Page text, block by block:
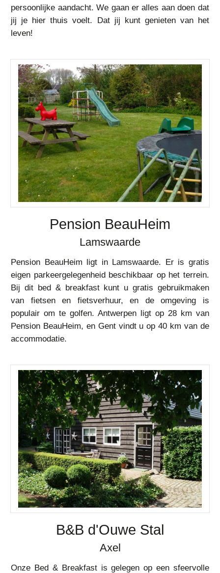
persoonlijke aandacht. We gaan er alles aan doen dat
jij je hier thuis voelt. Dat jij kunt genieten van het
leven!
Pension BeauHeim
Lamswaarde
Pension BeauHeim ligt in Lamswaarde. Er is gratis
eigen parkeergelegenheid beschikbaar op het terrein.
Bij dit bed & breakfast kunt u gratis gebruikmaken
van fietsen en fietsverhuur, en de omgeving is
populair om te golfen. Antwerpen ligt op 28 km van
Pension BeauHeim, en Gent vindt u op 40 km van de
accommodatie.
B&B d'Ouwe Stal
Axel
Onze Bed & Breakfast is gelegen op een sfeervolle